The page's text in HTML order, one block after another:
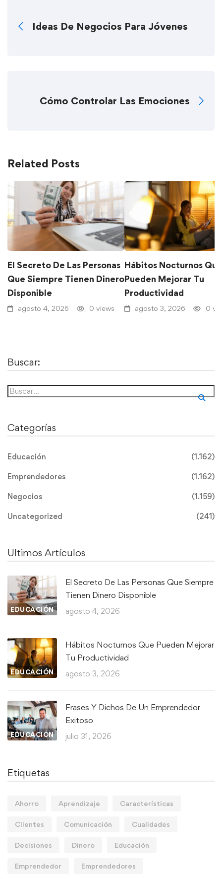
Ideas De Negocios Para Jóvenes
Cómo Controlar Las Emociones
Related Posts
El Secreto De Las Personas
Que Siempre Tienen Dinero
Disponible
agosto 4, 2026 0 views
Hábitos Nocturnos Que
Pueden Mejorar Tu
Productividad
agosto 3, 2026 0
Buscar:
Categorías
Educación (1.162)
Emprendedores (1.162)
Negocios (1.159)
Uncategorized (241)
Ultimos Artículos
EDUCACIÓN
El Secreto De Las Personas Que Siempre
Tienen Dinero Disponible
agosto 4, 2026
EDUCACIÓN
Hábitos Nocturnos Que Pueden Mejorar
Tu Productividad
agosto 3, 2026
EDUCACIÓN
Frases Y Dichos De Un Emprendedor
Exitoso
julio 31, 2026
Etiquetas
Ahorro Aprendizaje Características
Clientes Comunicación Cualidades
Decisiones Dinero Educación
Emprendedor Emprendedores